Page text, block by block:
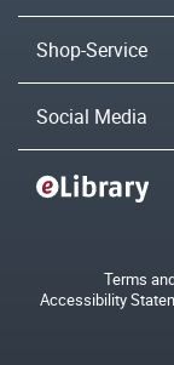
Shop-Service
Social Media
Terms
Accessibility